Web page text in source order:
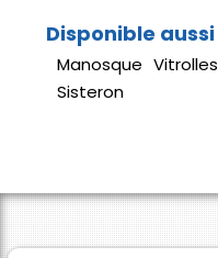
Manosque Vitrolles
Sisteron